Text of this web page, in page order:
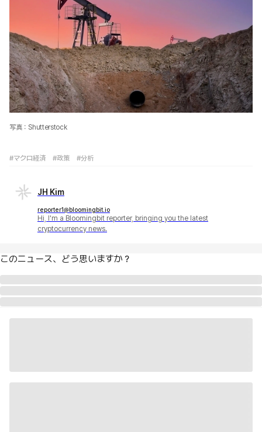
写真：Shutterstock
#マクロ経済 #政策 #分析
JH Kim
reporter1@bloomingbit.io
Hi, I'm a Bloomingbit reporter, bringing you the latest
cryptocurrency news.
このニュース、どう思いますか？